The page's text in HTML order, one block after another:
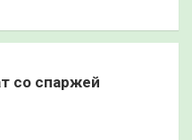
со спаржей